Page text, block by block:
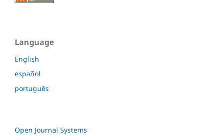
Language
English
español
português
Open Journal Systems